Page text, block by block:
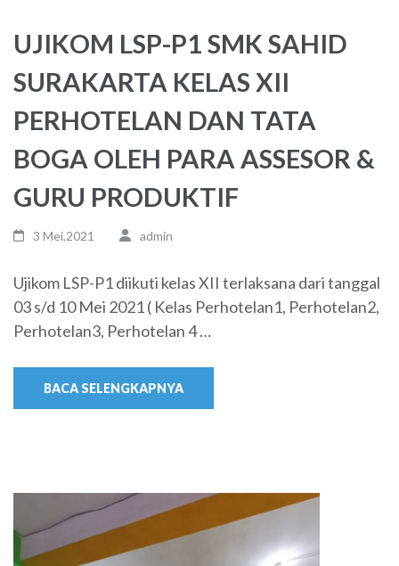
UJIKOM LSP-P1 SMK SAHID
SURAKARTA KELAS XII
PERHOTELAN DAN TATA
BOGA OLEH PARA ASSESOR &
GURU PRODUKTIF
3 Mei,2021 admin
Ujikom LSP-P1 diikuti kelas XII terlaksana dari tanggal
03 s/d 10 Mei 2021 ( Kelas Perhotelan1, Perhotelan2,
Perhotelan3, Perhotelan 4 …
BACA SELENGKAPNYA